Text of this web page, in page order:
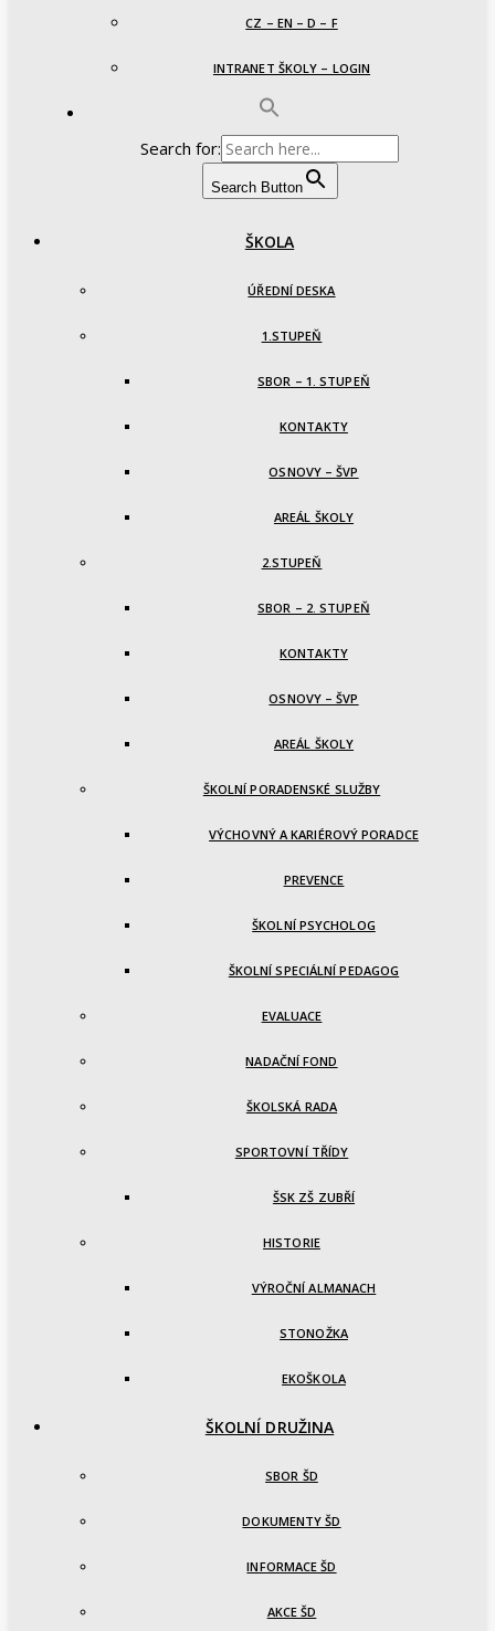
CZ – EN – D – F
INTRANET ŠKOLY – LOGIN
Search for:
Search Button
ŠKOLA
ÚŘEDNÍ DESKA
1.STUPEŇ
SBOR – 1. STUPEŇ
KONTAKTY
OSNOVY – ŠVP
AREÁL ŠKOLY
2.STUPEŇ
SBOR – 2. STUPEŇ
KONTAKTY
OSNOVY – ŠVP
AREÁL ŠKOLY
ŠKOLNÍ PORADENSKÉ SLUŽBY
VÝCHOVNÝ A KARIÉROVÝ PORADCE
PREVENCE
ŠKOLNÍ PSYCHOLOG
ŠKOLNÍ SPECIÁLNÍ PEDAGOG
EVALUACE
NADAČNÍ FOND
ŠKOLSKÁ RADA
SPORTOVNÍ TŘÍDY
ŠSK ZŠ ZUBŘÍ
HISTORIE
VÝROČNÍ ALMANACH
STONOŽKA
EKOŠKOLA
ŠKOLNÍ DRUŽINA
SBOR ŠD
DOKUMENTY ŠD
INFORMACE ŠD
AKCE ŠD